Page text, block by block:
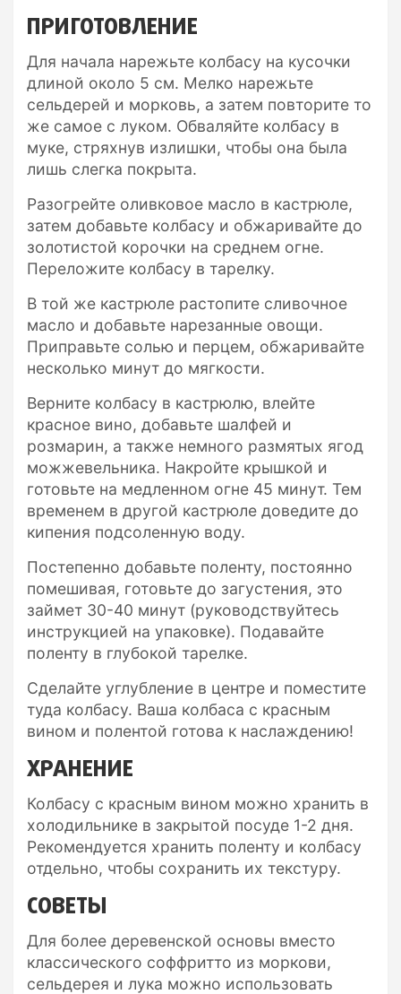
ПРИГОТОВЛЕНИЕ
Для начала нарежьте колбасу на кусочки
длиной около 5 см. Мелко нарежьте
сельдерей и морковь, а затем повторите то
же самое с луком. Обваляйте колбасу в
муке, стряхнув излишки, чтобы она была
лишь слегка покрыта.
Разогрейте оливковое масло в кастрюле,
затем добавьте колбасу и обжаривайте до
золотистой корочки на среднем огне.
Переложите колбасу в тарелку.
В той же кастрюле растопите сливочное
масло и добавьте нарезанные овощи.
Приправьте солью и перцем, обжаривайте
несколько минут до мягкости.
Верните колбасу в кастрюлю, влейте
красное вино, добавьте шалфей и
розмарин, а также немного размятых ягод
можжевельника. Накройте крышкой и
готовьте на медленном огне 45 минут. Тем
временем в другой кастрюле доведите до
кипения подсоленную воду.
Постепенно добавьте поленту, постоянно
помешивая, готовьте до загустения, это
займет 30-40 минут (руководствуйтесь
инструкцией на упаковке). Подавайте
поленту в глубокой тарелке.
Сделайте углубление в центре и поместите
туда колбасу. Ваша колбаса с красным
вином и полентой готова к наслаждению!
ХРАНЕНИЕ
Колбасу с красным вином можно хранить в
холодильнике в закрытой посуде 1-2 дня.
Рекомендуется хранить поленту и колбасу
отдельно, чтобы сохранить их текстуру.
СОВЕТЫ
Для более деревенской основы вместо
классического соффритто из моркови,
сельдерея и лука можно использовать